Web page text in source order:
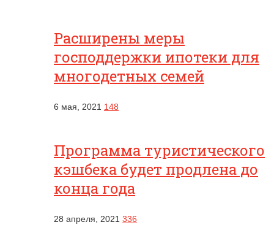
Расширены меры
господдержки ипотеки для
многодетных семей
6 мая, 2021 148
Программа туристического
кэшбека будет продлена до
конца года
28 апреля, 2021 336